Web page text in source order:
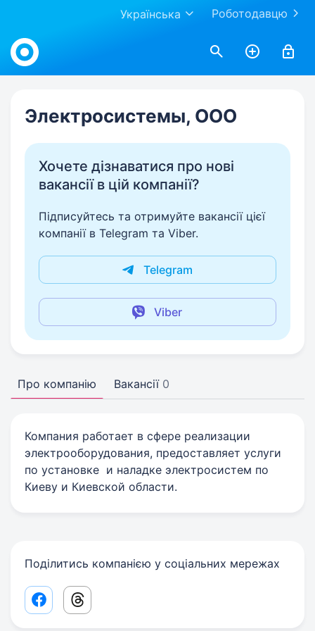
Роботодавцю
Українська
Work.ua
Электросистемы, ООО
Хочете дізнаватися про нові
вакансії в цій компанії?
Підписуйтесь та отримуйте вакансії цієї
компанії в Telegram та Viber.
Telegram
Viber
Про компанію Вакансії 0
Компания работает в сфере реализации
электрооборудования, предоставляет услуги
по установке и наладке электросистем по
Киеву и Киевской области.
Поділитись компанією у соціальних мережах
Facebook share link
Threads share link